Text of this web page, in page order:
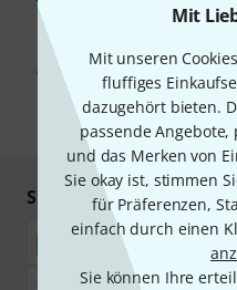
Mit
Mit unseren
fluffiges
dazugehört bieten.
passende
und das Merken von
Sie okay ist, stimmen
für Präferenzen,
einfach durch einen
Sie können Ihre
Mit Klick auf „Jetzt anmelden“
Werbung und einer Messung
Abmeldung ist jederzeit
unseren
Sicher einkaufen &